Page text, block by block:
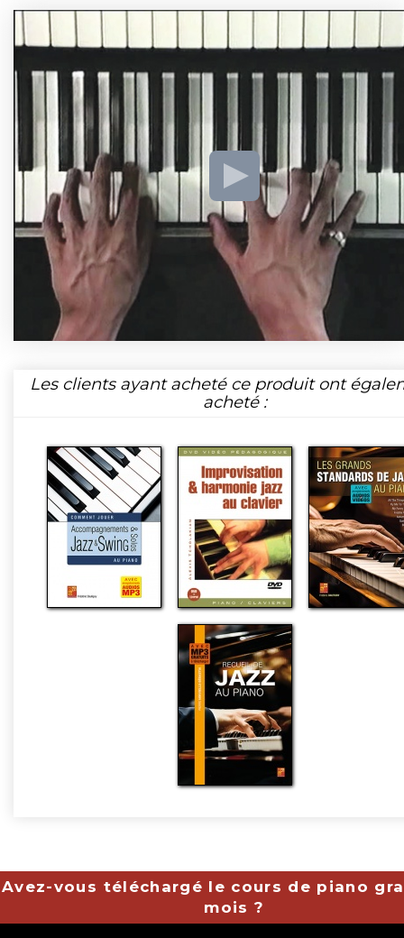
Les clients ayant acheté ce produit ont
acheté :
Avez-vous téléchargé le cours de piano
mois ?